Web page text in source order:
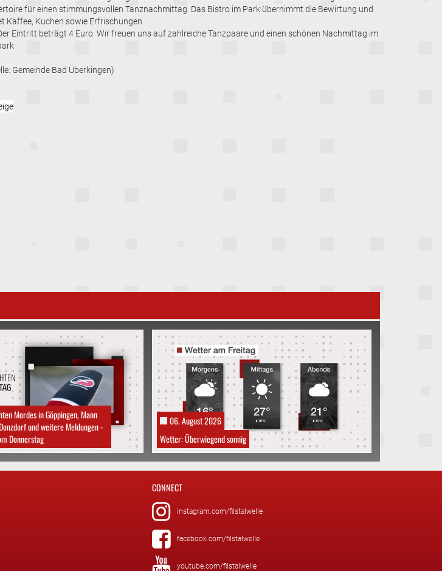
für einen stimmungsvollen Tanznachmittag. Das Bistro im Park übernimmt die Bewirtung und
Kaffee, Kuchen sowie Erfrischungen
Eintritt beträgt 4 Euro. Wir freuen uns auf zahlreiche Tanzpaare und einen schönen Nachmittag im
Gemeinde Bad Überkingen)
Mordes in Göppingen, Mann
und weitere Meldungen -
Donnerstag
06. August 2026
Wetter: Überwiegend sonnig
CONNECT
instagram.com/filstalwelle
facebook.com/filstalwelle
youtube.com/filstalwelle